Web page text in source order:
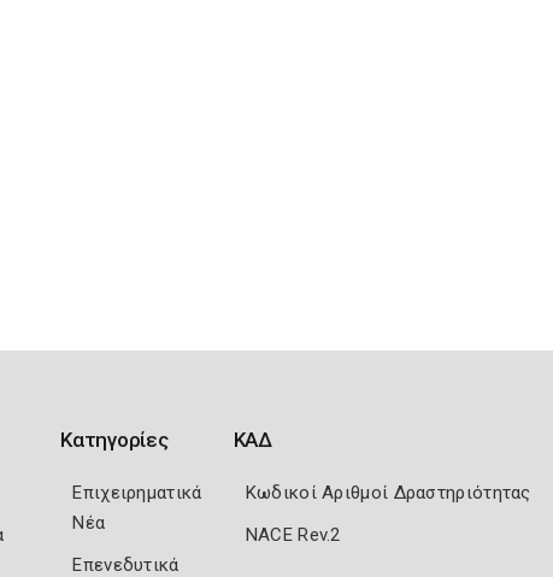
Κατηγορίες
Επιχειρηματικά
Νέα
Επενεδυτικά
ΚΑΔ
Κωδικοί Αριθμοί Δραστηριότητας
NACE Rev.2